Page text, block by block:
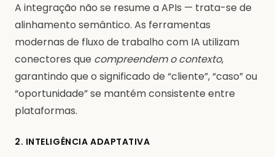
A integração não se resume a APIs — trata-se de
alinhamento semântico. As ferramentas
modernas de fluxo de trabalho com IA utilizam
conectores que compreendem o contexto,
garantindo que o significado de “cliente”, “caso” ou
“oportunidade” se mantém consistente entre
plataformas.
2. INTELIGÊNCIA ADAPTATIVA